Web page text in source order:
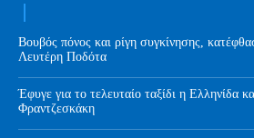
Βουβός πόνος και ρίγη συγκίνησης,
Λευτέρη Ποδότα
Έφυγε για το τελευταίο ταξίδι η Ελληνίδα
Φραντζεσκάκη